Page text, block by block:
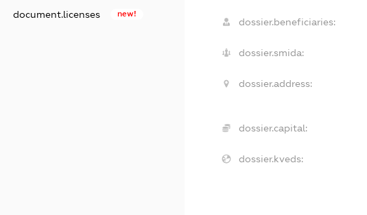
document.licenses new!
dossier.beneficiaries:
dossier.smida:
dossier.address:
dossier.capital:
dossier.kveds: